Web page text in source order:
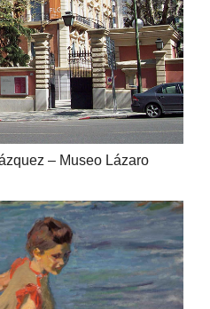
– Museo Lázaro